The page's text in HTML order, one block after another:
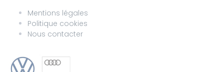
Mentions légales
Politique cookies
Nous contacter